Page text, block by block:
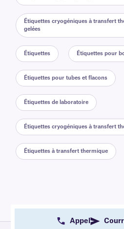
Étiquettes cryogéniques à transfert
gelées
Étiquettes Étiquettes pour
Étiquettes pour tubes et flacons
Étiquettes de laboratoire
Étiquettes cryogéniques à transfert
Étiquettes à transfert thermique
Appel